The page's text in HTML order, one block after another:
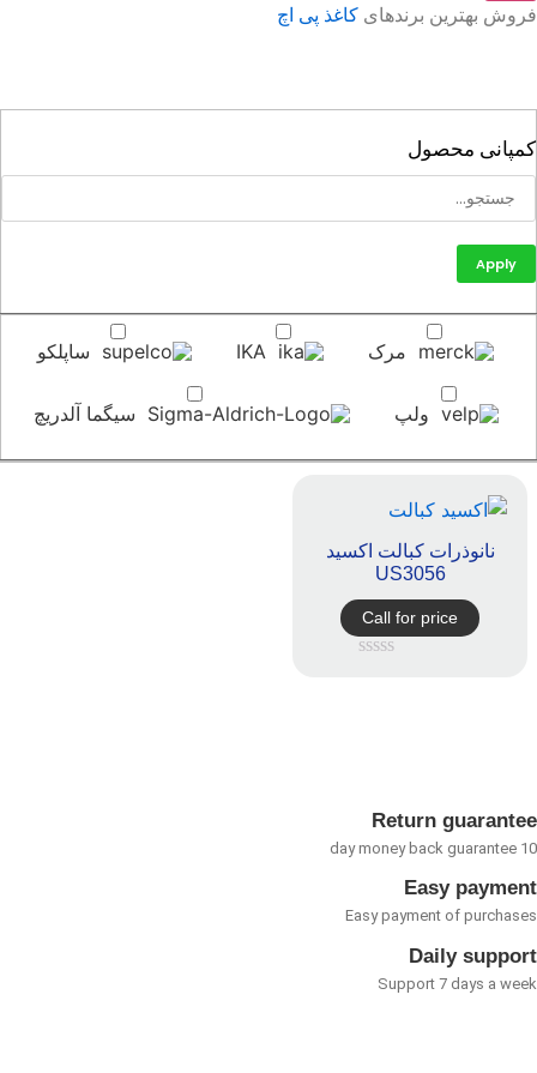
بهترین برندهایکاغذ پی اچ
محصول
Apply
مرک IKA ساپلکو
ولپ سیگما آلدریچ
نانوذرات کبالت اکسید
US3056
Call for price
Return
Easy
Easy payment of
Daily
Support 7 days a